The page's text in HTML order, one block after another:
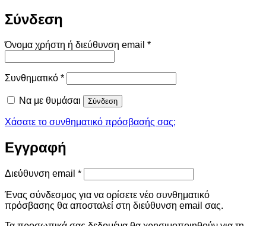
Σύνδεση
Όνομα χρήστη ή διεύθυνση email *Απαιτείται
Συνθηματικό *Απαιτείται
Να με θυμάσαι Σύνδεση
Χάσατε το συνθηματικό πρόσβασής σας;
Εγγραφή
Διεύθυνση email *Απαιτείται
Ένας σύνδεσμος για να ορίσετε νέο συνθηματικό
πρόσβασης θα αποσταλεί στη διεύθυνση email σας.